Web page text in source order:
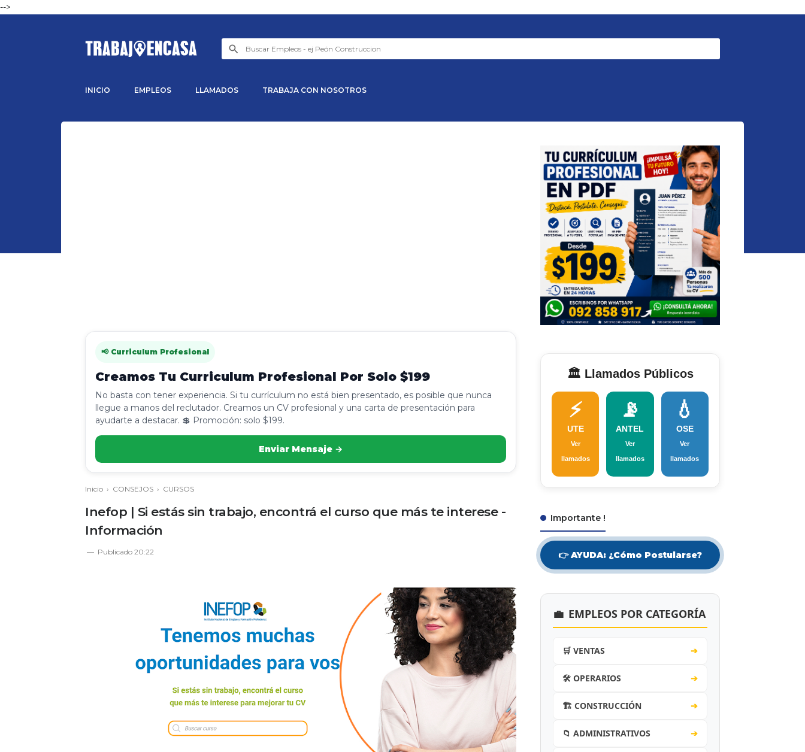
-->
INICIO EMPLEOS LLAMADOS TRABAJA CON NOSOTROS
📢 Curriculum Profesional
Creamos Tu Curriculum Profesional Por Solo $199
No basta con tener experiencia. Si tu currículum no está bien presentado, es posible que nunca
llegue a manos del reclutador. Creamos un CV profesional y una carta de presentación para
ayudarte a destacar. 💲 Promoción: solo $199.
Enviar Mensaje →
Inicio › CONSEJOS › CURSOS
Inefop | Si estás sin trabajo, encontrá el curso que más te interese -
Información
Publicado 20:22
🏛️ Llamados Públicos
⚡
UTE
Ver
llamados
📡
ANTEL
Ver
llamados
💧
OSE
Ver
llamados
Importante !
👉 AYUDA: ¿Cómo Postularse?
💼 EMPLEOS POR CATEGORÍA
🛒 VENTAS ➔
🛠️ OPERARIOS ➔
🏗️ CONSTRUCCIÓN ➔
📁 ADMINISTRATIVOS ➔